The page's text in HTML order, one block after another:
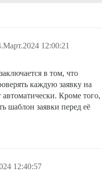
12:00:21
в том, что
каждую заявку на
Кроме того,
шаблон заявки перед её
12:40:57